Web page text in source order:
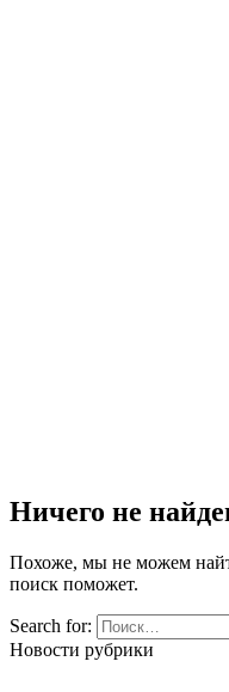
Ничего не
Похоже, мы не можем
поиск поможет.
Search for:
Новости рубрики